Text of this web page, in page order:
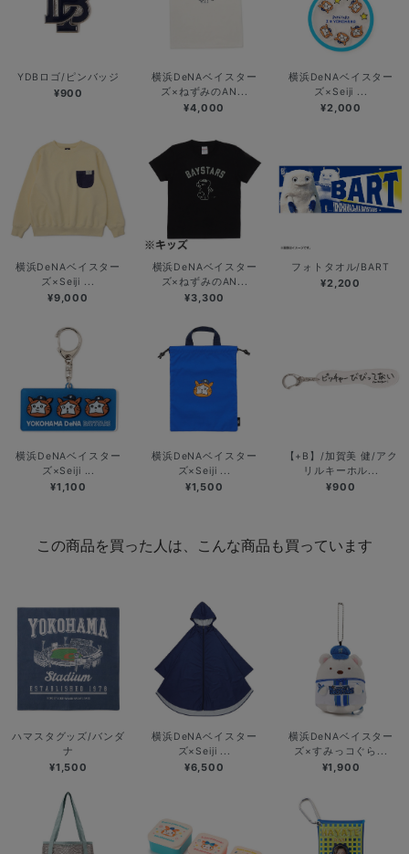
YDBロゴ/ピンバッジ
¥900
横浜DeNAベイスター
ズ×ねずみのAN...
¥4,000
横浜DeNAベイスター
ズ×Seiji ...
¥2,000
横浜DeNAベイスター
ズ×Seiji ...
¥9,000
横浜DeNAベイスター
ズ×ねずみのAN...
¥3,300
フォトタオル/BART
¥2,200
横浜DeNAベイスター
ズ×Seiji ...
¥1,100
横浜DeNAベイスター
ズ×Seiji ...
¥1,500
【+B】/加賀美 健/アク
リルキーホル...
¥900
この商品を買った人は、こんな商品も買っています
ハマスタグッズ/バンダ
ナ
¥1,500
横浜DeNAベイスター
ズ×Seiji ...
¥6,500
横浜DeNAベイスター
ズ×すみっコぐら...
¥1,900